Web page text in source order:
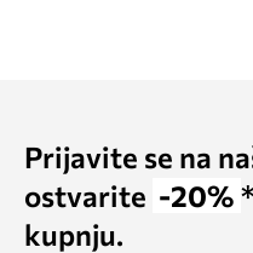
Prijavite se na
ostvarite -20%
kupnju.